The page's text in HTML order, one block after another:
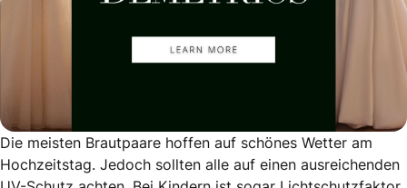
Die meisten Brautpaare hoffen auf schönes Wetter am
Hochzeitstag. Jedoch sollten alle auf einen ausreichenden